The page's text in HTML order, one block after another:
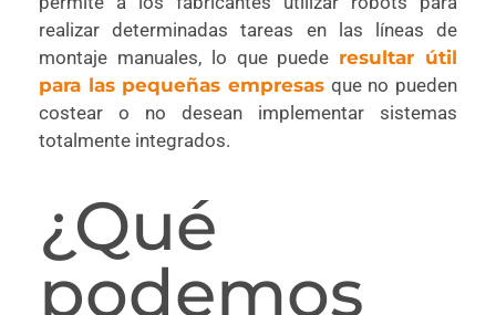
realizar determinadas tareas en las líneas de
montaje manuales, lo que puede resultar útil
para las pequeñas empresas que no pueden
costear o no desean implementar sistemas
totalmente integrados.
¿Qué
podemos